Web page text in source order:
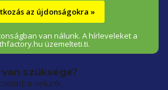
az újdonságokra »
van nálunk. A hírleveleket a
üzemelteti.ti.
szüksége?
velünk